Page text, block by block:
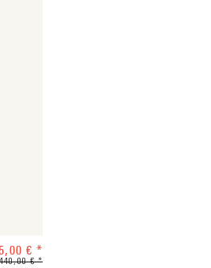
€ *
440,00 € *